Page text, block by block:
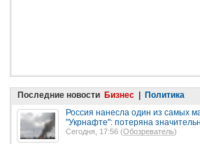
Последние новости Бизнес
Политика
Россия нанесла один из самых
"Укрнафте": потеряна
Сегодня, 17:56 (Обозреватель)